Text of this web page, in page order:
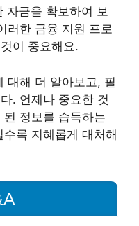
자금을 확보하여 보
러한 금융 지원 프로
이 중요해요.
대해 더 알아보고, 필
. 언제나 중요한 것
정보를 습득하는
록 지혜롭게 대처해